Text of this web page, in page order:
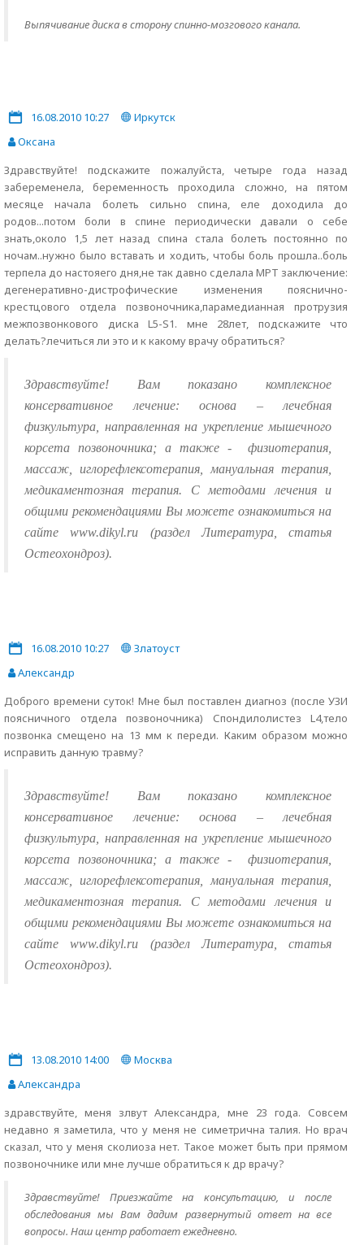
Выпячивание диска в сторону спинно-мозгового канала.
16.08.2010 10:27
Иркутск
Оксана
Здравствуйте! подскажите пожалуйста, четыре года назад
забеременела, беременность проходила сложно, на пятом
месяце начала болеть сильно спина, еле доходила до
родов...потом боли в спине периодически давали о себе
знать,около 1,5 лет назад спина стала болеть постоянно по
ночам..нужно было вставать и ходить, чтобы боль прошла..боль
терпела до настояего дня,не так давно сделала МРТ заключение:
дегенеративно-дистрофические изменения пояснично-
крестцового отдела позвоночника,парамедианная протрузия
межпозвонкового диска L5-S1. мне 28лет, подскажите что
делать?лечиться ли это и к какому врачу обратиться?
Здравствуйте! Вам показано комплексное
консервативное лечение: основа – лечебная
физкультура, направленная на укрепление мышечного
корсета позвоночника; а также -
физиотерапия,
массаж, иглорефлексотерапия, мануальная терапия,
медикаментозная терапия. С методами лечения и
общими рекомендациями Вы можете ознакомиться на
сайте www.dikyl.ru (раздел Литература, статья
Остеохондроз).
16.08.2010 10:27
Златоуст
Александр
Доброго времени суток! Мне был поставлен диагноз (после УЗИ
поясничного отдела позвоночника) Спондилолистез L4,тело
позвонка смещено на 13 мм к переди. Каким образом можно
исправить данную травму?
Здравствуйте! Вам показано комплексное
консервативное лечение: основа – лечебная
физкультура, направленная на укрепление мышечного
корсета позвоночника; а также -
физиотерапия,
массаж, иглорефлексотерапия, мануальная терапия,
медикаментозная терапия. С методами лечения и
общими рекомендациями Вы можете ознакомиться на
сайте www.dikyl.ru (раздел Литература, статья
Остеохондроз).
13.08.2010 14:00
Москва
Александра
здравствуйте, меня злвут Александра, мне 23 года. Совсем
недавно я заметила, что у меня не симетрична талия. Но врач
сказал, что у меня сколиоза нет. Такое может быть при прямом
позвоночнике или мне лучше обратиться к др врачу?
Здравствуйте! Приезжайте на консультацию, и после
обследования мы Вам дадим развернутый ответ на все
вопросы. Наш центр работает ежедневно.